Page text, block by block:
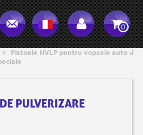
0
>
Pistoale HVLP pentru vopsele auto și
PULVERIZARE